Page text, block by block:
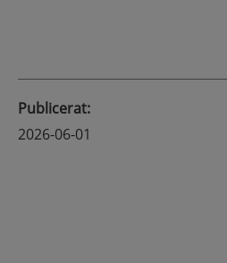
Publicerat:
2026-06-01